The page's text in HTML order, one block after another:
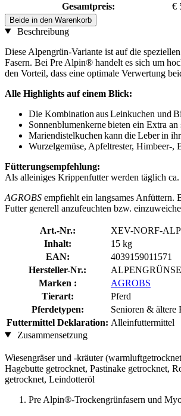
Gesamtpreis:
€
Beide in den Warenkorb
Beschreibung
Diese Alpengrün-Variante ist auf die
Fasern. Bei Pre Alpin® handelt es sich um
den Vorteil, dass eine optimale Verwertung
Alle Highlights auf einem Blick:
Die Kombination aus Leinkuchen und
Sonnenblumenkerne bieten ein Extra
Mariendistelkuchen kann die Leber in
Wurzelgemüse, Apfeltrester, Himbeer-,
Fütterungsempfehlung:
Als alleiniges Krippenfutter werden täglich
AGROBS empfiehlt ein langsames Anfüttern.
Futter generell anzufeuchten bzw.
Art.-Nr.:
XEV-NORF-
Inhalt:
15 kg
EAN:
4039159011571
Hersteller-Nr.:
Marken :
AGROBS
Tierart:
Pferd
Pferdetypen:
Senioren & ältere
Futtermittel Deklaration: Alleinfuttermittel
Zusammensetzung
Wiesengräser und -kräuter
Hagebutte getrocknet, Pastinake getrocknet,
getrocknet, Leindotteröl
Pre Alpin®-Trockengrünfasern und